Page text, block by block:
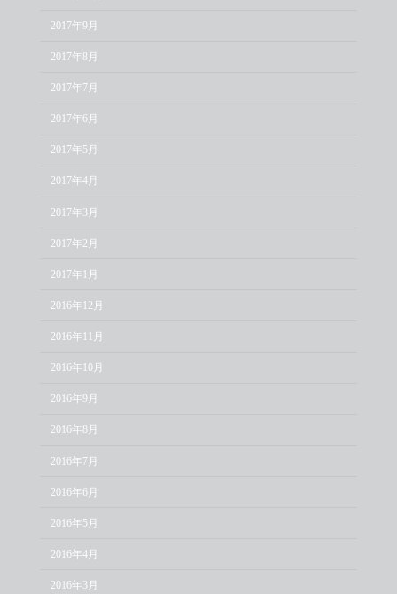
2017年9月
2017年8月
2017年7月
2017年6月
2017年5月
2017年4月
2017年3月
2017年2月
2017年1月
2016年12月
2016年11月
2016年10月
2016年9月
2016年8月
2016年7月
2016年6月
2016年5月
2016年4月
2016年3月